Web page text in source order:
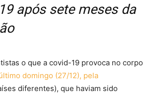
após sete meses da
o que a covid-19 provoca no corpo
domingo (27/12), pela
diferentes), que haviam sido